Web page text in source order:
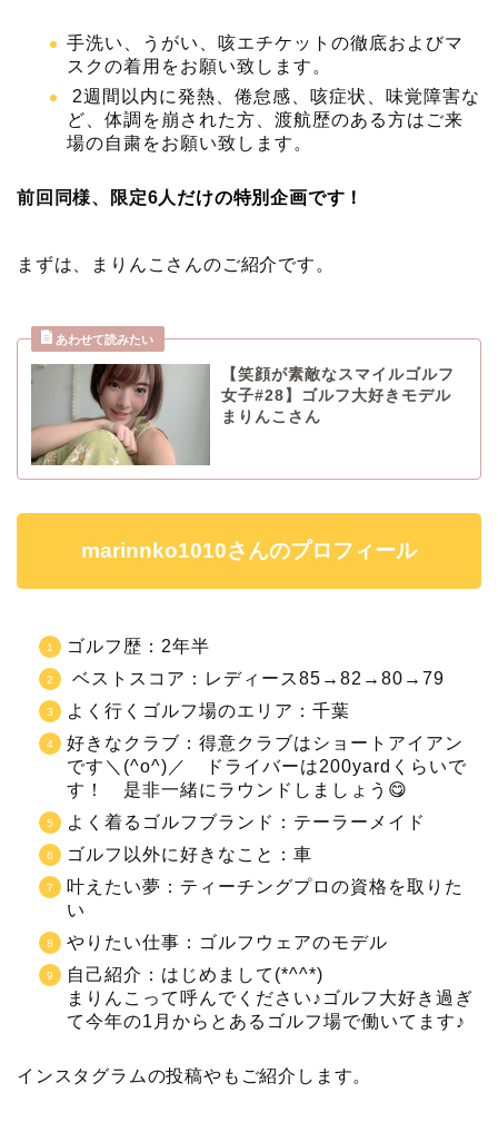
手洗い、うがい、咳エチケットの徹底およびマ
スクの着用をお願い致します。
2週間以内に発熱、倦怠感、咳症状、味覚障害な
ど、体調を崩された方、渡航歴のある方はご来
場の自粛をお願い致します。
前回同様、限定6人 だけの特別企画です！
まずは、まりんこさんのご紹介です。
【笑顔が素敵なスマイルゴルフ
女子#28】ゴルフ大好きモデル
まりんこさん
marinnko1010さんのプロフィール
ゴルフ歴：2年半
ベストスコア：レディース85→82→80→79
よく行くゴルフ場のエリア：千葉
好きなクラブ：得意クラブはショートアイアン
です＼(^o^)／ ドライバーは200yardくらいで
す！ 是非一緒にラウンドしましょう😋
よく着るゴルフブランド：テーラーメイド
ゴルフ以外に好きなこと：車
叶えたい夢：ティーチングプロの資格を取りた
い
やりたい仕事：ゴルフウェアのモデル
自己紹介：はじめまして(*^^*)
まりんこって呼んでください♪ゴルフ大好き過ぎ
て今年の1月からとあるゴルフ場で働いてます♪
インスタグラムの投稿やもご紹介します。